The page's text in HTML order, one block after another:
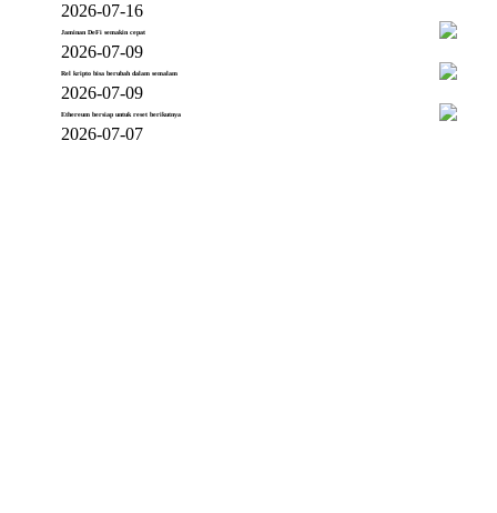
2026-07-16
Jaminan DeFi semakin cepat
2026-07-09
Rel kripto bisa berubah dalam semalam
2026-07-09
Ethereum bersiap untuk reset berikutnya
2026-07-07